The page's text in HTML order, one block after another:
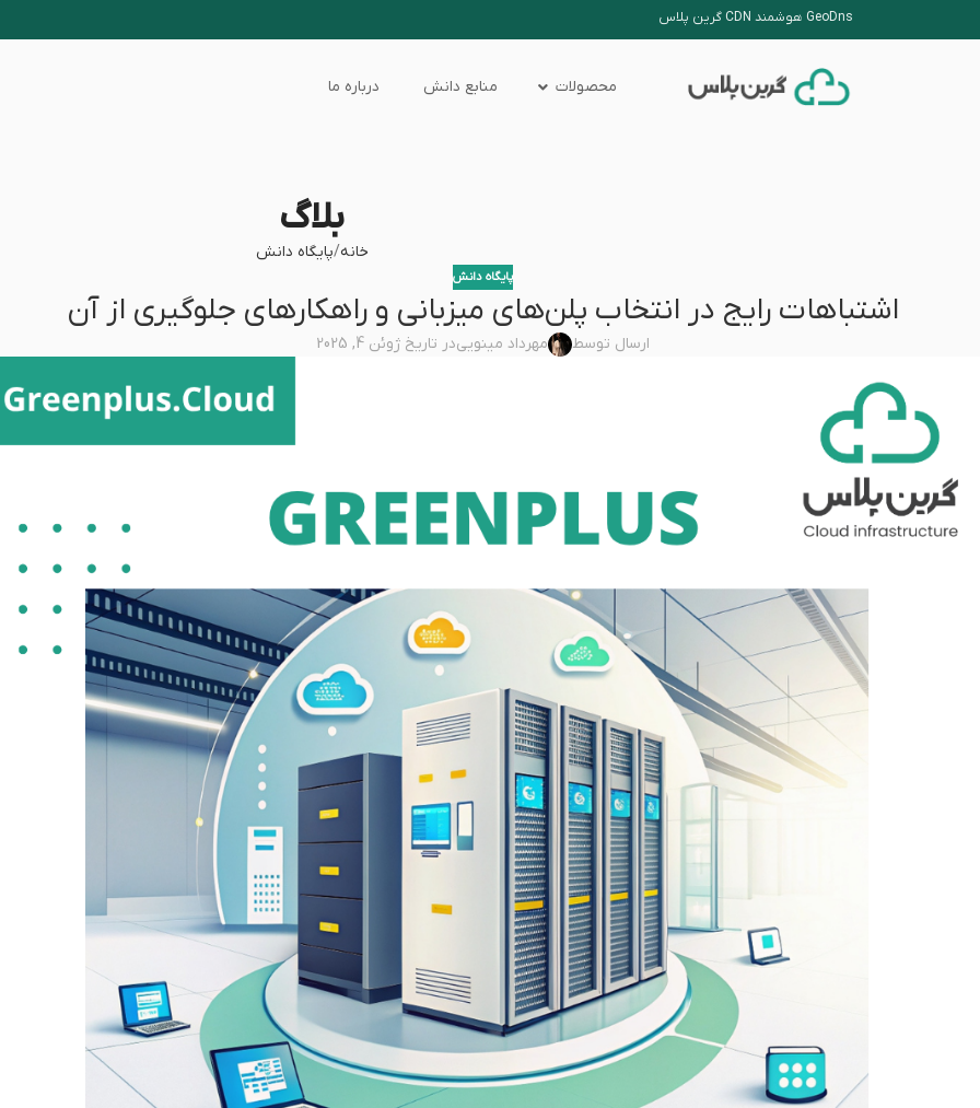
GeoDns هوشمند CDN گرین پلاس
محصولات منابع دانش درباره ما
بلاگ
خانه پایگاه دانش
پایگاه دانش
اشتباهات رایج در انتخاب پلن‌های میزبانی و راهکارهای جلوگیری از آن
ارسال توسط مهرداد مینوییدر تاریخ ژوئن 4, 2025